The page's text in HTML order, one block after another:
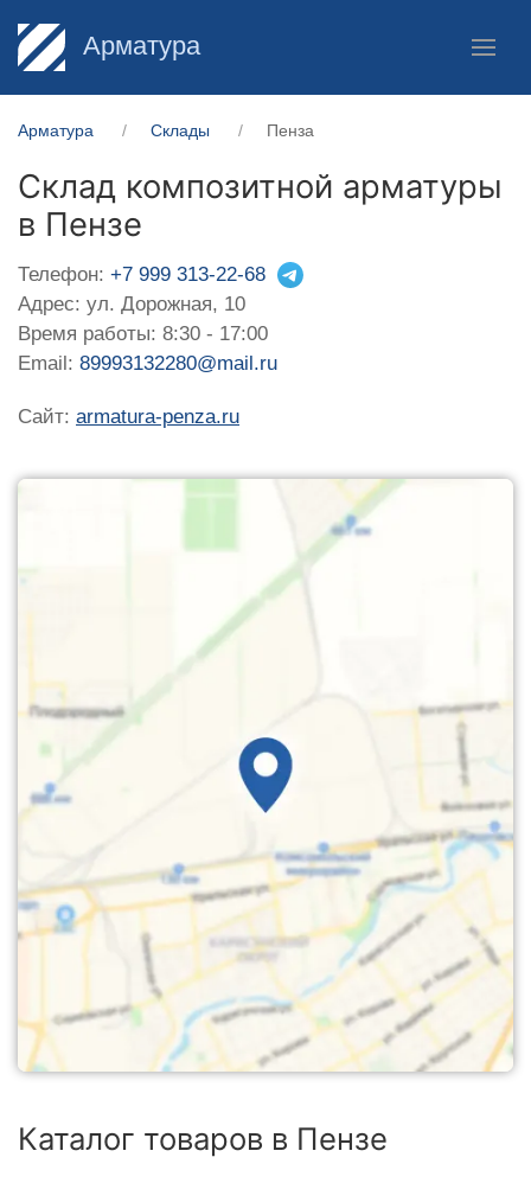
Арматура
Арматура Склады Пенза
Склад композитной арматуры
в Пензе
Телефон: +7 999 313-22-68
Адрес: ул. Дорожная, 10
Время работы: 8:30 - 17:00
Email: 89993132280@mail.ru
Сайт: armatura-penza.ru
Каталог товаров в Пензе